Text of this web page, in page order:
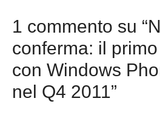
1 commento su
conferma: il
con Windows
nel Q4 2011”